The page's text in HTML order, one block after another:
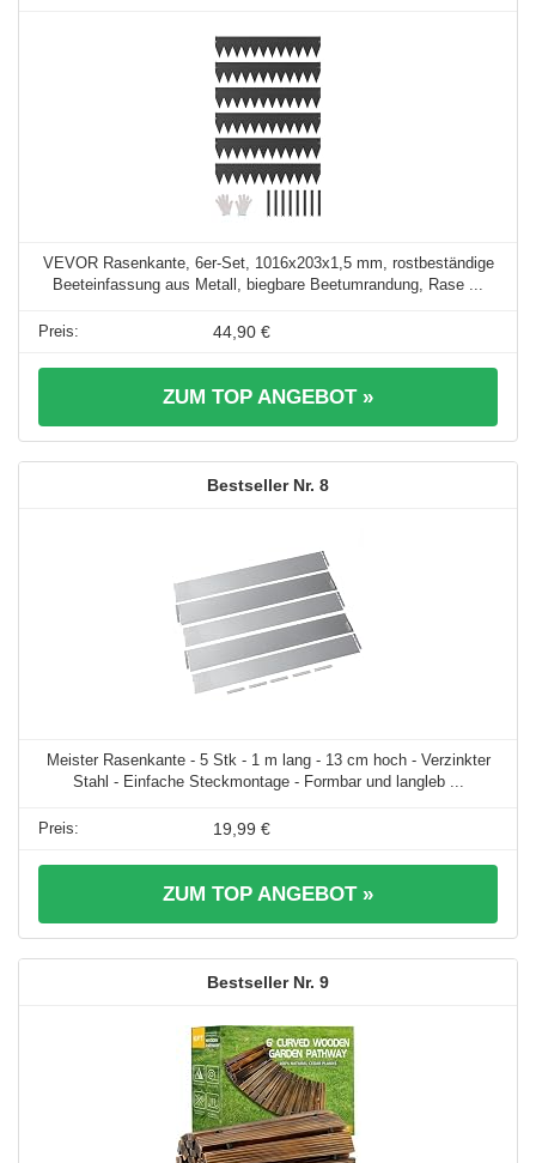
VEVOR Rasenkante, 6er-Set, 1016x203x1,5 mm, rostbeständige
Beeteinfassung aus Metall, biegbare Beetumrandung, Rase ...
44,90 €
ZUM TOP ANGEBOT »
8
Meister Rasenkante - 5 Stk - 1 m lang - 13 cm hoch - Verzinkter
Stahl - Einfache Steckmontage - Formbar und langleb ...
19,99 €
ZUM TOP ANGEBOT »
9